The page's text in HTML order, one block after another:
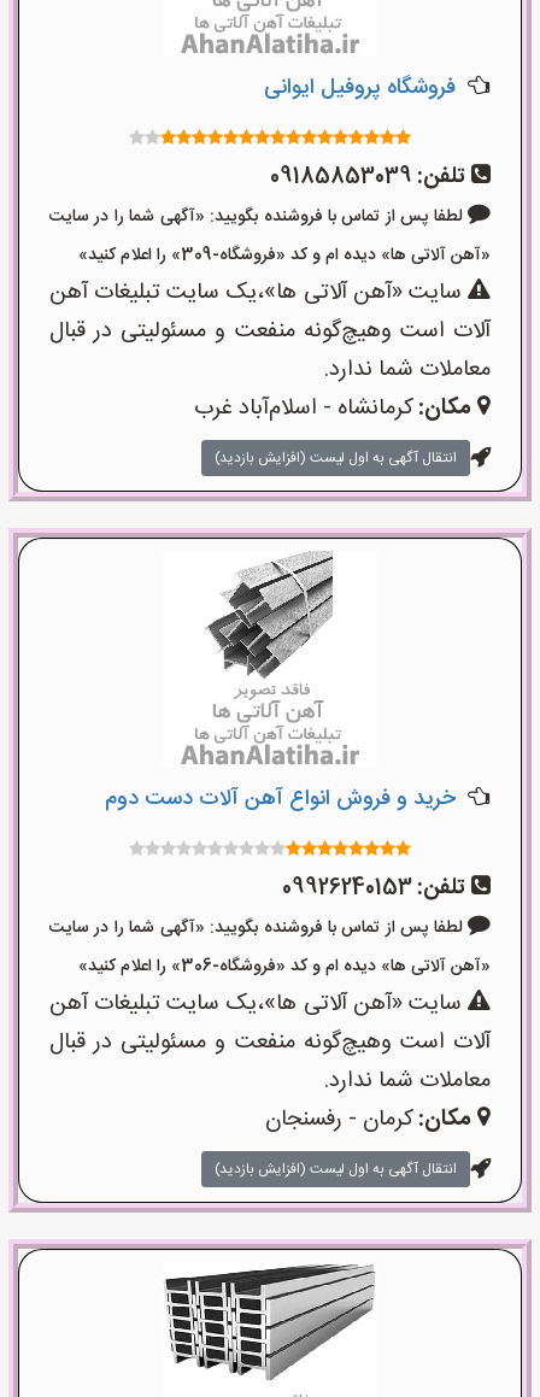
فروشگاه پروفیل ایوانی
تلفن: 09185853039
لطفا پس از تماس با فروشنده بگویید: «آگهی شما را در سایت
«آهن آلاتی ها» دیده ام و کد «فروشگاه-309» را اعلام کنید»
سایت «آهن آلاتی ها»،یک سایت تبلیغات آهن
آلات است وهیچ‌گونه منفعت و مسئولیتی در قبال
معاملات شما ندارد.
مکان:کرمانشاه - اسلام‌آباد غرب
انتقال آگهی به اول لیست (افزایش بازدید)
خرید و فروش انواع آهن آلات دست دوم
تلفن:09926240153
لطفا پس از تماس با فروشنده بگویید: «آگهی شما را در سایت
«آهن آلاتی ها» دیده ام و کد «فروشگاه-306» را اعلام کنید»
سایت «آهن آلاتی ها»،یک سایت تبلیغات آهن
آلات است وهیچ‌گونه منفعت و مسئولیتی در قبال
معاملات شما ندارد.
مکان:کرمان - رفسنجان
انتقال آگهی به اول لیست (افزایش بازدید)